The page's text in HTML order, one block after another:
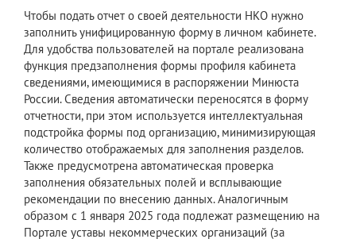
Чтобы подать отчет о своей деятельности НКО нужно
заполнить унифицированную форму в личном кабинете.
Для удобства пользователей на портале реализована
функция предзаполнения формы профиля кабинета
сведениями, имеющимися в распоряжении Минюста
России. Сведения автоматически переносятся в форму
отчетности, при этом используется интеллектуальная
подстройка формы под организацию, минимизирующая
количество отображаемых для заполнения разделов.
Также предусмотрена автоматическая проверка
заполнения обязательных полей и всплывающие
рекомендации по внесению данных. Аналогичным
образом с 1 января 2025 года подлежат размещению на
Портале уставы некоммерческих организаций (за